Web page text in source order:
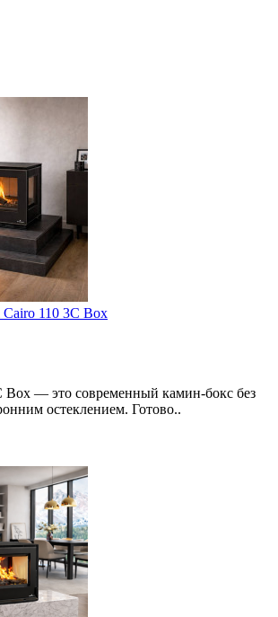
110 3C Box
Box — это современный камин-бокс без
остеклением. Готово..